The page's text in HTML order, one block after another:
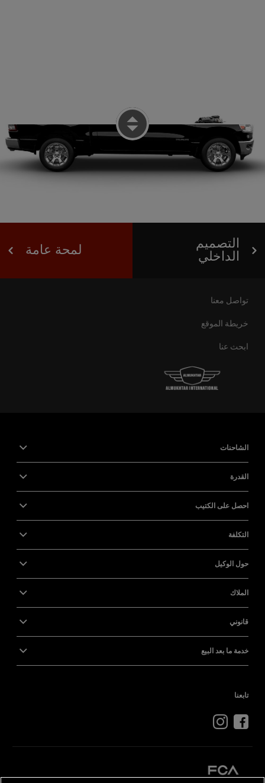
التصميم
الداخلي لمحة عامة
تواصل معنا
خريطة الموقع
ابحث عنا
الشاحنات
القدرة
احصل على الكتيب
التكلفة
حول الوكيل
الملاك
قانوني
خدمة ما بعد البيع
تابعنا